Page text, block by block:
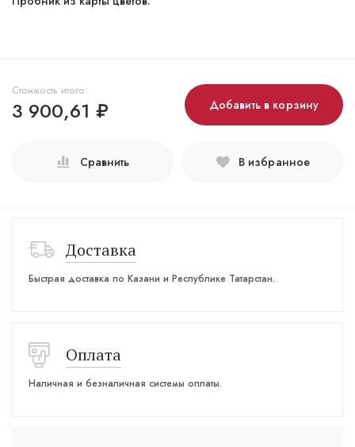
Стоимость итого:
3 900,61 ₽ Добавить в корзину
Сравнить В избранное
Доставка
Быстрая доставка по Казани и Республике Татарстан.
Оплата
Наличная и безналичная системы оплаты.